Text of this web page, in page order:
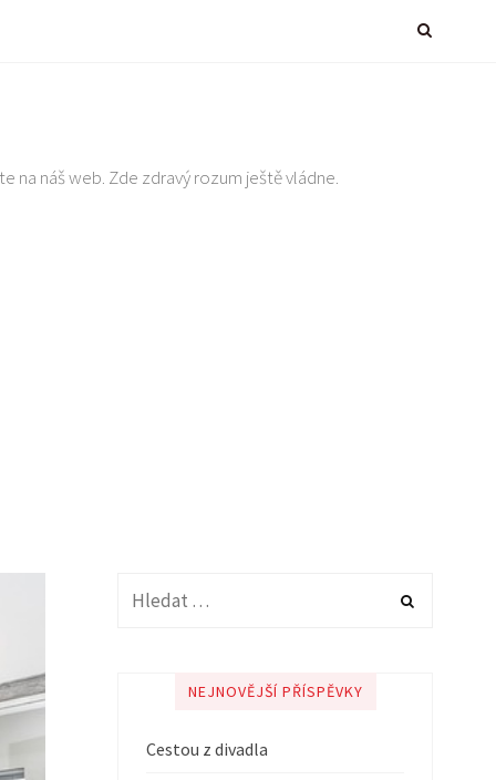
na náš web. Zde zdravý rozum ještě vládne.
NEJNOVĚJŠÍ PŘÍSPĚVKY
Cestou z divadla